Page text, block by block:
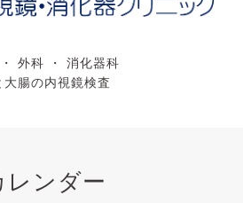
外科 ・ 消化器科
大腸の内視鏡検査
レンダー